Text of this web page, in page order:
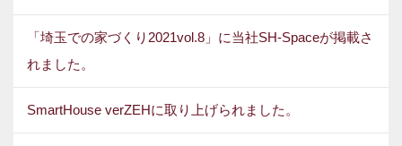
「埼玉での家づくり2021vol.8」に当社SH-Spaceが掲載さ
れました。
SmartHouse verZEHに取り上げられました。